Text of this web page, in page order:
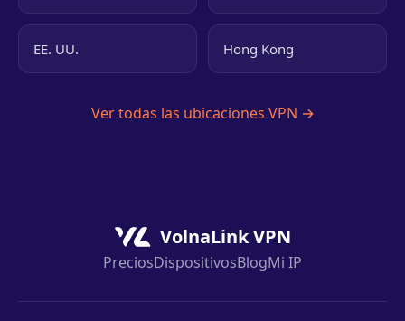
EE. UU. Hong Kong
Ver todas las ubicaciones VPN →
VolnaLink VPN
PreciosDispositivosBlogMi IP